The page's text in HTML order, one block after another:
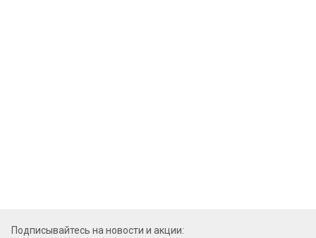
Подписывайтесь на новости и акции: